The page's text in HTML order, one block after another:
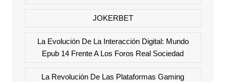
JOKERBET
La Evolución De La Interacción Digital: Mundo
Epub 14 Frente A Los Foros Real Sociedad
La Revolución De Las Plataformas Gaming